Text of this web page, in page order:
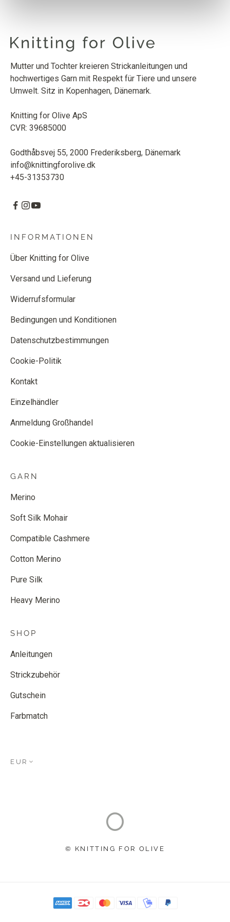
Mutter und Tochter kreieren Strickanleitungen und
hochwertiges Garn mit Respekt für Tiere und unsere
Umwelt. Sitz in Kopenhagen, Dänemark.
Knitting for Olive ApS
CVR: 39685000
Godthåbsvej 55, 2000 Frederiksberg, Dänemark
info@knittingforolive.dk
+45-31353730
INFORMATIONEN
Über Knitting for Olive
Versand und Lieferung
Widerrufsformular
Bedingungen und Konditionen
Datenschutzbestimmungen
Cookie-Politik
Kontakt
Einzelhändler
Anmeldung Großhandel
Cookie-Einstellungen aktualisieren
GARN
Merino
Soft Silk Mohair
Compatible Cashmere
Cotton Merino
Pure Silk
Heavy Merino
SHOP
Anleitungen
Strickzubehör
Gutschein
Farbmatch
EUR
© KNITTING FOR OLIVE